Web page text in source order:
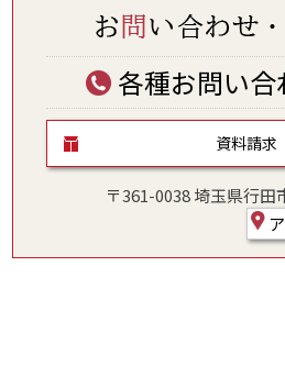
各種お問い
資料請求
〒361-0038 埼玉県行田